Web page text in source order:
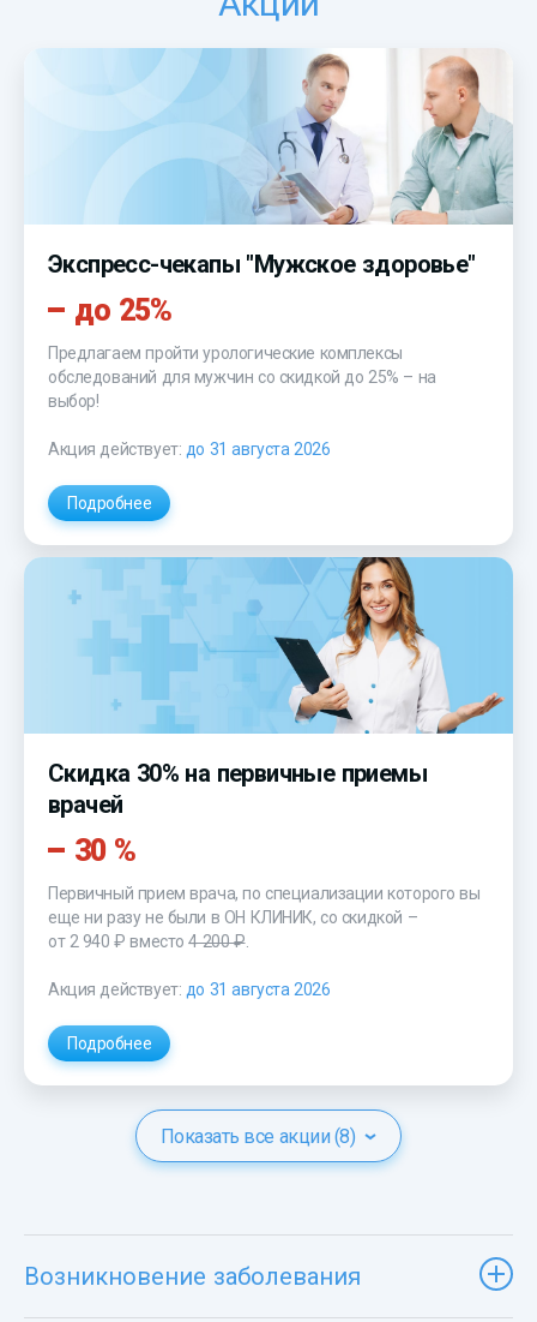
Экспресс-чекапы "Мужское здоровье"
до 25%
Предлагаем пройти урологические комплексы
обследований для мужчин со скидкой до 25% – на
выбор!
Акция действует: до 31 августа 2026
Подробнее
Скидка 30% на первичные приемы
врачей
30 %
Первичный прием врача, по специализации которого вы
еще ни разу не были в ОН КЛИНИК, со скидкой –
от 2 940 ₽ вместо4 200 ₽.
Акция действует: до 31 августа 2026
Подробнее
Показать все акции (8)
Возникновение заболевания